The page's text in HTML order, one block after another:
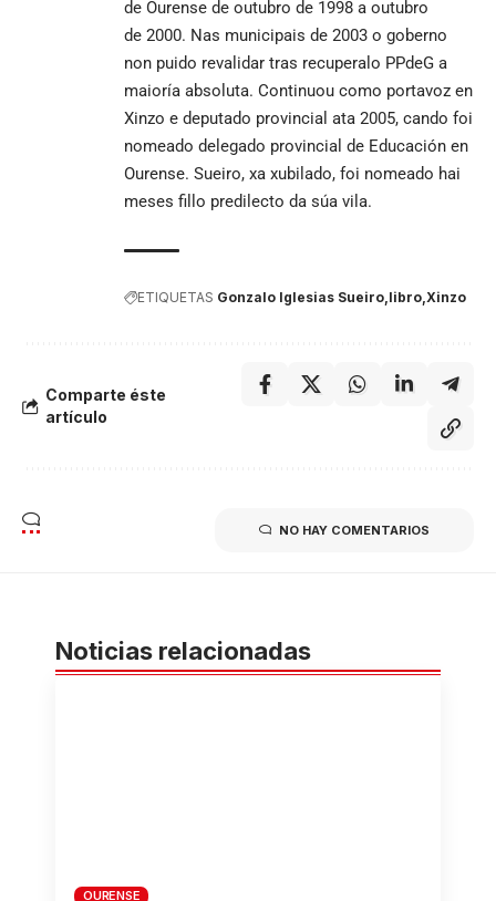
de Ourense de outubro de 1998 a outubro
de 2000. Nas municipais de 2003 o goberno
non puido revalidar tras recuperalo PPdeG a
maioría absoluta. Continuou como portavoz en
Xinzo e deputado provincial ata 2005, cando foi
nomeado delegado provincial de Educación en
Ourense. Sueiro, xa xubilado, foi nomeado hai
meses fillo predilecto da súa vila.
ETIQUETAS Gonzalo Iglesias Sueiro libro Xinzo
Comparte éste
artículo
NO HAY COMENTARIOS
Noticias relacionadas
OURENSE